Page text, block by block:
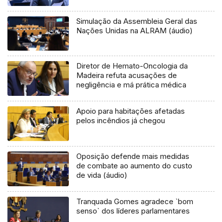
Simulação da Assembleia Geral das
Nações Unidas na ALRAM (áudio)
Diretor de Hemato-Oncologia da
Madeira refuta acusações de
negligência e má prática médica
Apoio para habitações afetadas
pelos incêndios já chegou
Oposição defende mais medidas
de combate ao aumento do custo
de vida (áudio)
Tranquada Gomes agradece `bom
senso` dos líderes parlamentares